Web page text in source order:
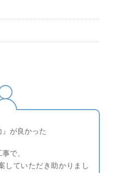
』が良かった
で、
していただき助かりまし